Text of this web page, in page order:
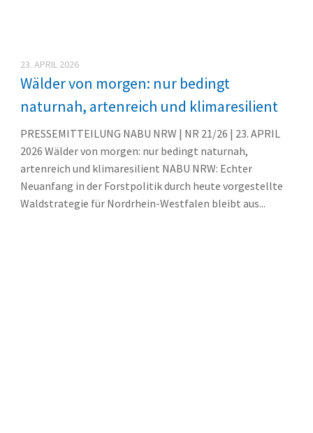
23. APRIL 2026
Wälder von morgen: nur bedingt
naturnah, artenreich und klimaresilient
PRESSEMITTEILUNG NABU NRW | NR 21/26 | 23. APRIL
2026 Wälder von morgen: nur bedingt naturnah,
artenreich und klimaresilient NABU NRW: Echter
Neuanfang in der Forstpolitik durch heute vorgestellte
Waldstrategie für Nordrhein-Westfalen bleibt aus...